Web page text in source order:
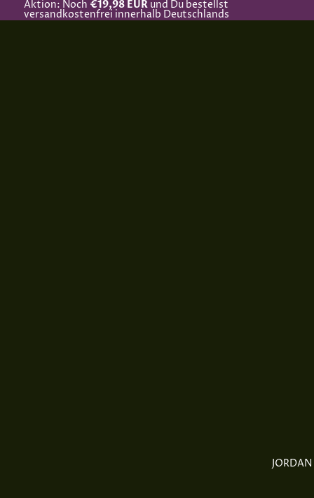
Aktion: Noch €19,98 EUR und Du bestellst
versandkostenfrei innerhalb Deutschlands
JORDAN